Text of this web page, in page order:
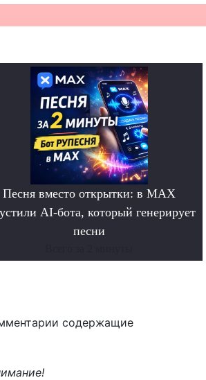
Песня вместо открытки: в MAX
AI-бота, который генерирует
песни
содержащие